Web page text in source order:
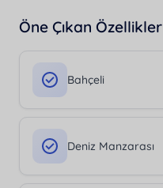
Öne Çıkan Özellikler
Bahçeli
Deniz Manzarası